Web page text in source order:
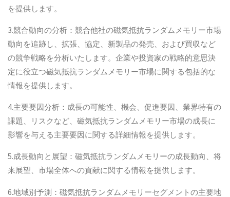
を提供します。
3.競合動向の分析：競合他社の磁気抵抗ランダムメモリー市場
動向を追跡し、拡張、協定、新製品の発売、および買収など
の競争戦略を分析いたします。企業や投資家の戦略的意思決
定に役立つ磁気抵抗ランダムメモリー市場に関する包括的な
情報を提供します。
4.主要要因分析：成長の可能性、機会、促進要因、業界特有の
課題、リスクなど、磁気抵抗ランダムメモリー市場の成長に
影響を与える主要要因に関する詳細情報を提供します。
5.成長動向と展望：磁気抵抗ランダムメモリーの成長動向、将
来展望、市場全体への貢献に関する情報を提供します。
6.地域別予測：磁気抵抗ランダムメモリーセグメントの主要地